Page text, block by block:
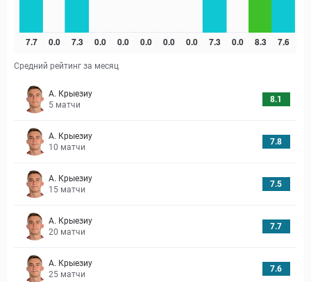
Средний рейтинг за месяц
А. Крыезиу
5 матчи
8.1
А. Крыезиу
10 матчи
7.8
А. Крыезиу
15 матчи
7.5
А. Крыезиу
20 матчи
7.7
А. Крыезиу
25 матчи
7.6